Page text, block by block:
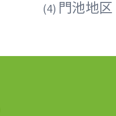
(4) 門池地区